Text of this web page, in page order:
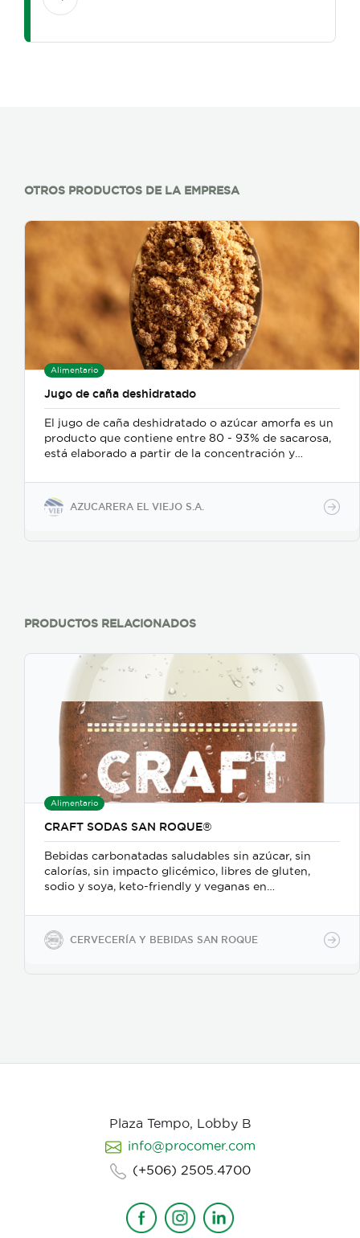
OTROS PRODUCTOS DE LA EMPRESA
Alimentario
Jugo de caña deshidratado
El jugo de caña deshidratado o azúcar amorfa es un
producto que contiene entre 80 - 93% de sacarosa,
está elaborado a partir de la concentración y
aditivos y contiene aproximadamente un 11% de
glucosa y fructuosa.
AZUCARERA EL VIEJO S.A.
PRODUCTOS RELACIONADOS
Alimentario
CRAFT SODAS SAN ROQUE®
Bebidas carbonatadas saludables sin azúcar, sin
calorías, sin impacto glicémico, libres de gluten,
sodio y soya, keto-friendly y veganas en
en PET.
CERVECERÍA Y BEBIDAS SAN ROQUE
Plaza Tempo, Lobby B
info@procomer.com
(+506) 2505.4700